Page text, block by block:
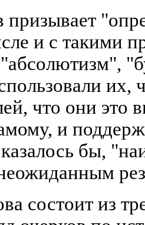
и с такими
их,
что они это
и
бы,
состоит из